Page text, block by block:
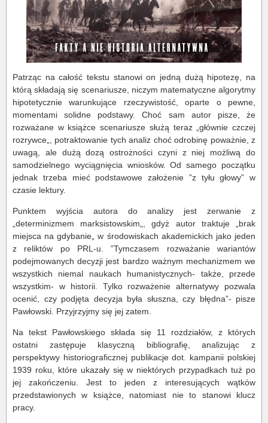
Patrząc na całość tekstu stanowi on jedną dużą hipotezę, na
którą składają się scenariusze, niczym matematyczne algorytmy
hipotetycznie warunkujące rzeczywistość, oparte o pewne,
momentami solidne podstawy. Choć sam autor pisze, że
rozważane w książce scenariusze służą teraz „głównie czczej
rozrywce„, potraktowanie tych analiz choć odrobinę poważnie, z
uwagą, ale dużą dozą ostrożności czyni z niej możliwą do
samodzielnego wyciągnięcia wniosków. Od samego początku
jednak trzeba mieć podstawowe założenie ”z tyłu głowy” w
czasie lektury.
Punktem wyjścia autora do analizy jest zerwanie z
„determinizmem marksistowskim„, gdyż autor traktuje „brak
miejsca na gdybanie„ w środowiskach akademickich jako jeden
z reliktów po PRL-u. ”Tymczasem rozważanie wariantów
podejmowanych decyzji jest bardzo ważnym mechanizmem we
wszystkich niemal naukach humanistycznych- także, przede
wszystkim- w historii. Tylko rozważenie alternatywy pozwala
ocenić, czy podjęta decyzja była słuszna, czy błędna”- pisze
Pawłowski. Przyjrzyjmy się jej zatem.
Na tekst Pawłowskiego składa się 11 rozdziałów, z których
ostatni zastępuje klasyczną bibliografię, analizując z
perspektywy historiograficznej publikacje dot. kampanii polskiej
1939 roku, które ukazały się w niektórych przypadkach tuż po
jej zakończeniu. Jest to jeden z interesujących wątków
przedstawionych w książce, natomiast nie to stanowi klucz
pracy.